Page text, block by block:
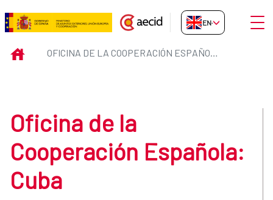
Skip to Main Content
Oficina de la Cooperación
EN-GB
INICIO OFICINA DE LA COOPERACIÓN ESPAÑOLA: CUBA
Oficina de la
Cooperación Española:
Cuba